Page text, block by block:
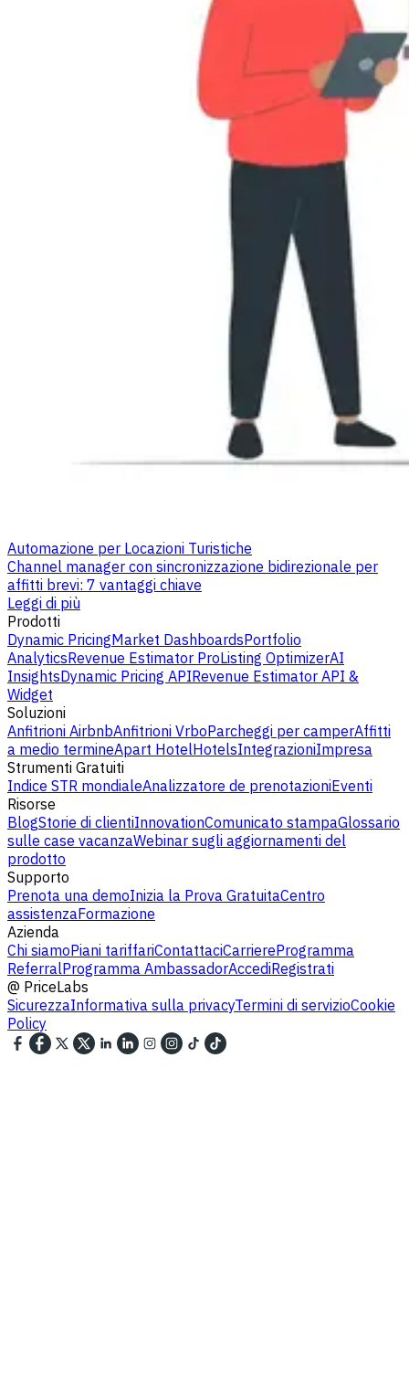
Automazione per Locazioni Turistiche
Channel manager con sincronizzazione bidirezionale per
affitti brevi: 7 vantaggi chiave
Leggi di più
Prodotti
Dynamic PricingMarket DashboardsPortfolio
AnalyticsRevenue Estimator ProListing OptimizerAI
InsightsDynamic Pricing APIRevenue Estimator API &
Widget
Soluzioni
Anfitrioni AirbnbAnfitrioni VrboParcheggi per camperAffitti
a medio termineApart HotelHotelsIntegrazioniImpresa
Strumenti Gratuiti
Indice STR mondialeAnalizzatore de prenotazioniEventi
Risorse
BlogStorie di clientiInnovationComunicato stampaGlossario
sulle case vacanzaWebinar sugli aggiornamenti del
prodotto
Supporto
Prenota una demoInizia la Prova GratuitaCentro
assistenzaFormazione
Azienda
Chi siamoPiani tariffariContattaciCarriereProgramma
ReferralProgramma AmbassadorAccediRegistrati
@ PriceLabs
SicurezzaInformativa sulla privacyTermini di servizioCookie
Policy